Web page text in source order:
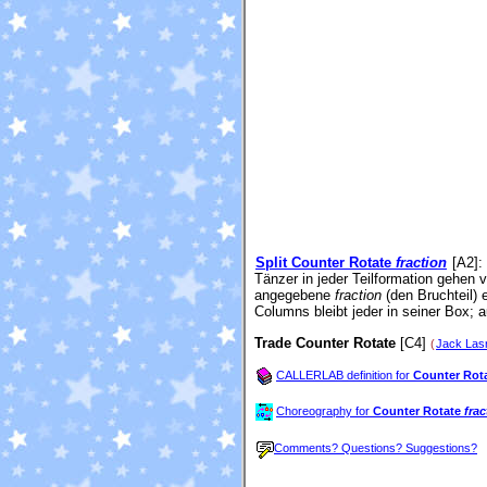
Split Counter Rotate fraction [A2] :
Tänzer in jeder Teilformation gehen
angegebene fraction (den Bruchteil)
Columns bleibt jeder in seiner Box;
Trade Counter Rotate [C4] (Jack
CALLERLAB definition for Counter
Choreography for Counter Rotate
Comments? Questions? Suggestions?